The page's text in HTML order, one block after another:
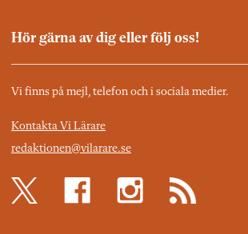
Hör gärna av dig eller följ oss!
Vi finns på mejl, telefon och i sociala medier.
Kontakta Vi Lärare
redaktionen@vilarare.se